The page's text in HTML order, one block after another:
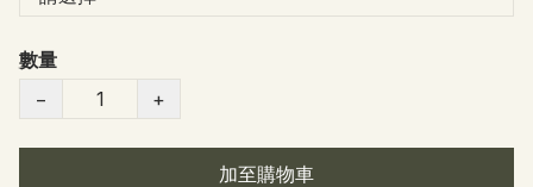
數量
−
+
加至購物車